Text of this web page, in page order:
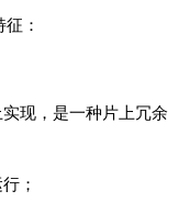
：
现，是一种片上冗余
；